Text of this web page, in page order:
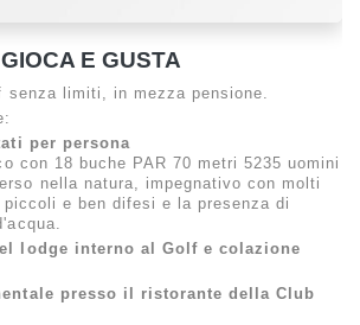
E GUSTA
senza limiti, in mezza pensione.
per persona
con 18 buche PAR 70 metri 5235 uomini
nella natura, impegnativo con molti
e ben difesi e la presenza di
lodge interno al Golf ecolazione
presso il ristorante della Club